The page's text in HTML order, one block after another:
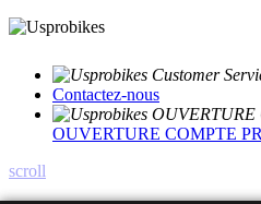
Contactez-nous
OUVERTURE COMPTE
scroll